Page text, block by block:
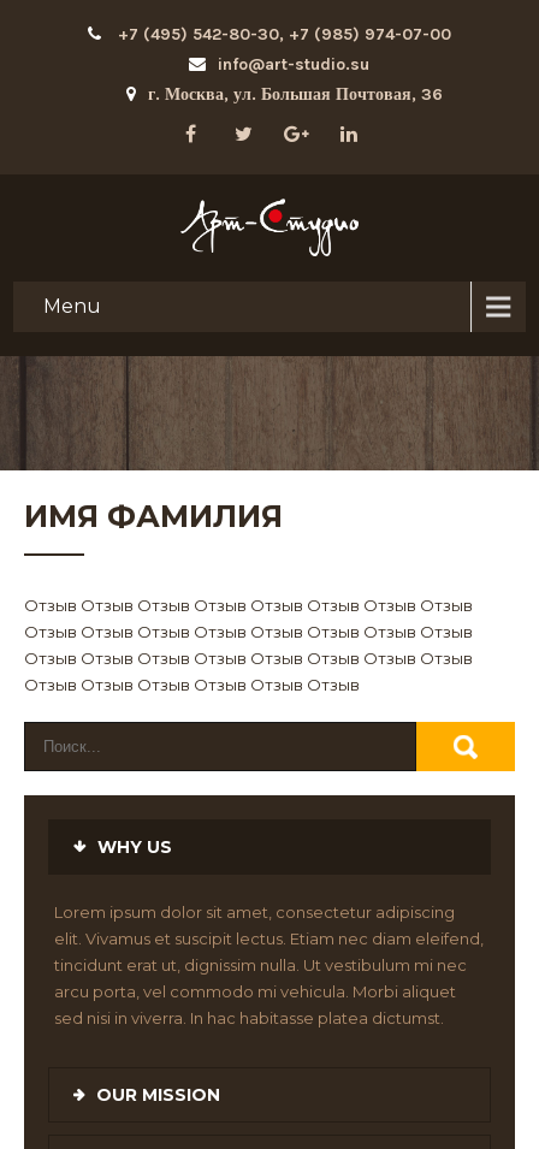
+7 (495) 542-80-30, +7 (985) 974-07-00
info@art-studio.su
г. Москва, ул. Большая Почтовая, 36
Menu
ИМЯ ФАМИЛИЯ
Отзыв Отзыв Отзыв Отзыв Отзыв Отзыв Отзыв Отзыв
Отзыв Отзыв Отзыв Отзыв Отзыв Отзыв Отзыв Отзыв
Отзыв Отзыв Отзыв Отзыв Отзыв Отзыв Отзыв Отзыв
Отзыв Отзыв Отзыв Отзыв Отзыв Отзыв
WHY US
Lorem ipsum dolor sit amet, consectetur adipiscing
elit. Vivamus et suscipit lectus. Etiam nec diam eleifend,
tincidunt erat ut, dignissim nulla. Ut vestibulum mi nec
arcu porta, vel commodo mi vehicula. Morbi aliquet
sed nisi in viverra. In hac habitasse platea dictumst.
OUR MISSION